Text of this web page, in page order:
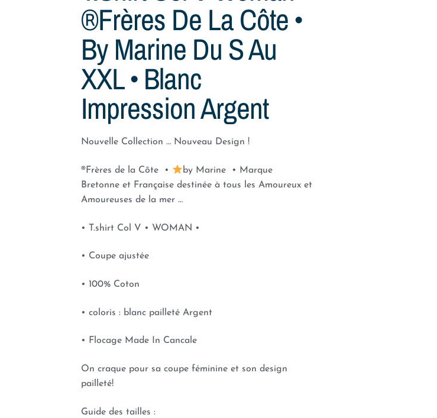
®Frères De La Côte •
By Marine Du S Au
XXL • Blanc
Impression Argent
Nouvelle Collection … Nouveau Design !
®Frères de la Côte •
by Marine • Marque
Bretonne et Française destinée à tous les Amoureux et
Amoureuses de la mer …
• T.shirt Col V • WOMAN •
• Coupe ajustée
• 100% Coton
• coloris : blanc pailleté Argent
• Flocage Made In Cancale
On craque pour sa coupe féminine et son design
pailleté!
Guide des tailles :